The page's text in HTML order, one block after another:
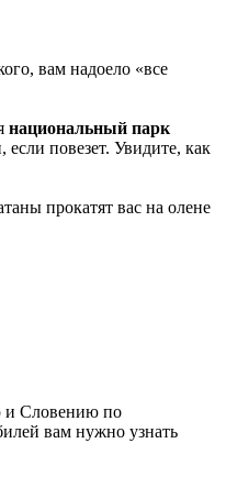
вам надоело «все
национальный парк
повезет. Увидите, как
прокатят вас на олене
и Словению по
вам нужно узнать